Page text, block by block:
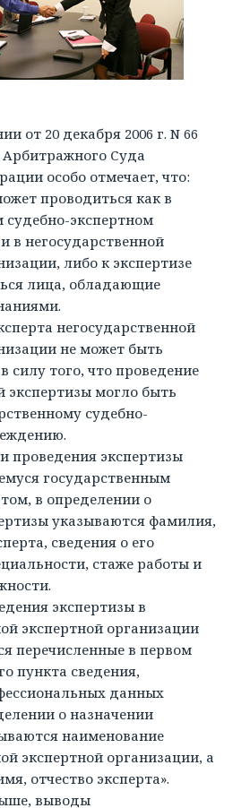
от 20 декабря 2006 г. N 66
Суда
особо отмечает, что:
проводиться как в
судебно-экспертном
в негосударственной
либо к экспертизе
лица, обладающие
негосударственной
не может быть
силу того, что проведение
экспертизы могло быть
судебно-
экспертизы
государственным
в определении о
указываются фамилия,
сведения о его
стаже работы и
экспертизы в
экспертной организации
перечисленные в первом
пункта сведения,
данных
о назначении
наименование
экспертной организации, а
отчество эксперта».
выводы